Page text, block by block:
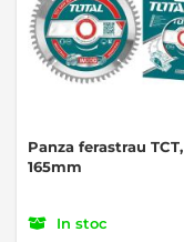
Panza ferastrau TCT,
165mm
In stoc